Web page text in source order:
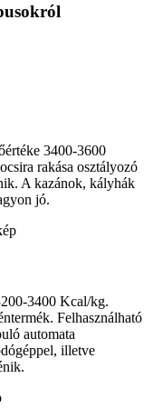
3400-3600
rakása osztályozó
A kazánok, kályhák
jó.
3400 Kcal/kg.
Felhasználható
automata
illetve